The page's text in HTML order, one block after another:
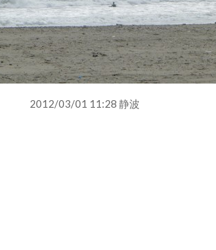
2012/03/01 11:28 静波